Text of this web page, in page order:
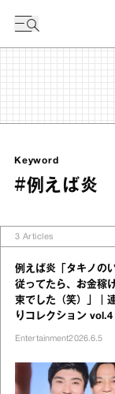
Keyword
#例えば炎
3 Articles
例えば炎「タキノの
従ってたら、お金稼
束でした（笑）」｜
りコレクション vol.4
Entertainment2026.6.5